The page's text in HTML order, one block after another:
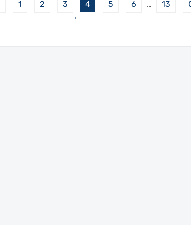
1 2 3 4 5 6 … 13
→